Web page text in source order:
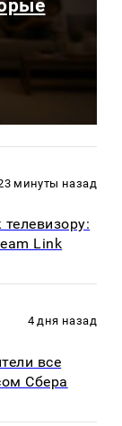
минуты назад
Link
4 дня назад
все
Сбера